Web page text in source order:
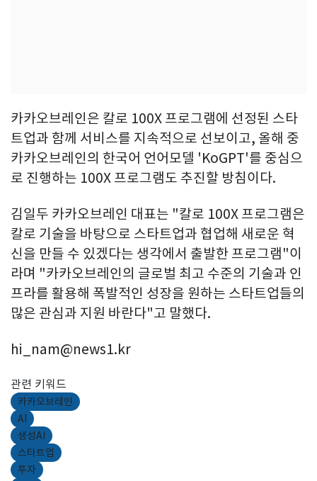
카카오브레인은 칼로 100X 프로그램에 선정된 스타
트업과 함께 서비스를 지속적으로 선보이고, 올해 중
카카오브레인의 한국어 언어모델 'KoGPT'를 중심으
로 진행하는 100X 프로그램도 추진할 방침이다.
김일두 카카오브레인 대표는 "칼로 100X 프로그램은
칼로 기술을 바탕으로 스타트업과 협업해 새로운 혁
신을 만들 수 있겠다는 생각에서 출발한 프로그램"이
라며 "카카오브레인의 글로벌 최고 수준의 기술과 인
프라를 활용해 폭발적인 성장을 원하는 스타트업들의
많은 관심과 지원 바란다"고 말했다.
hi_nam@news1.kr
관련 키워드
카카오브레인
AI
생성AI
스타트업
투자